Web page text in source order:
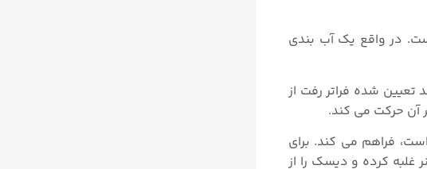
در واقع یک آب بندی
شده فراتر رفت از
آن حرکت می کند.
فراهم می کند. برای
غلبه کرده و دیسک را از